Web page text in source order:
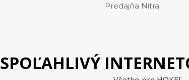
Predajňa Nitra
SPOĽAHLIVÝ